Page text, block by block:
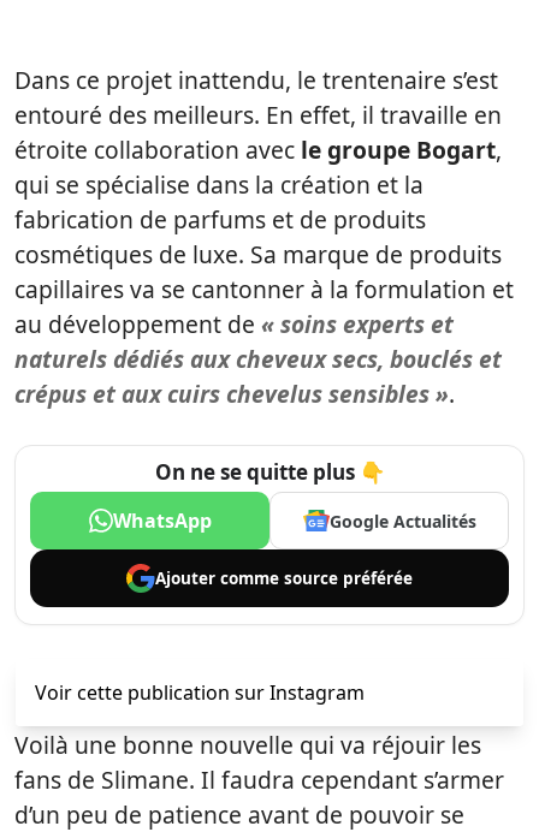
Dans ce projet inattendu, le trentenaire s’est
entouré des meilleurs. En effet, il travaille en
étroite collaboration avec le groupe Bogart,
qui se spécialise dans la création et la
fabrication de parfums et de produits
cosmétiques de luxe. Sa marque de produits
capillaires va se cantonner à la formulation et
au développement de « soins experts et
naturels dédiés aux cheveux secs, bouclés et
crépus et aux cuirs chevelus sensibles ».
On ne se quitte plus 👇
WhatsApp Google Actualités
Ajouter comme source préférée
Voir cette publication sur Instagram
Voilà une bonne nouvelle qui va réjouir les
fans de Slimane. Il faudra cependant s’armer
d’un peu de patience avant de pouvoir se